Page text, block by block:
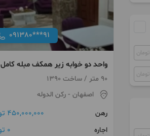
تومان
تومان
091380***91
واحد دو خوابه زیر همکف مبله کامل
90 متر / ساخت 1390
اصفهان - رکن الدوله
رهن
450,000,000 تومان
اجاره 0 تومان